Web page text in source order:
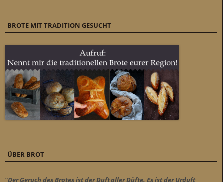
BROTE MIT TRADITION GESUCHT
ÜBER BROT
"Der Geruch des Brotes ist der Duft aller Düfte. Es ist der Urduft